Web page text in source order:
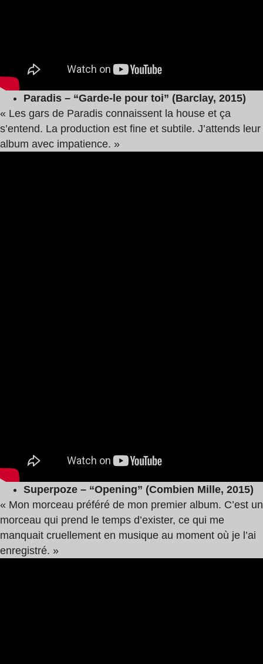
Paradis – “Garde-le pour toi” (Barclay, 2015)
« Les gars de Paradis connaissent la house et ça
s’entend. La production est fine et subtile. J’attends leur
album avec impatience. »
Superpoze – “Opening” (Combien Mille, 2015)
« Mon morceau préféré de mon premier album. C’est un
morceau qui prend le temps d’exister, ce qui me
manquait cruellement en musique au moment où je l’ai
enregistré. »